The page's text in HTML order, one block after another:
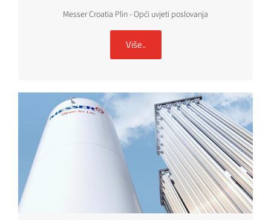
Messer Croatia Plin - Opći uvjeti poslovanja
Više..